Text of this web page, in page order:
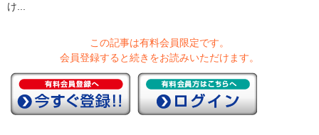
け...
この記事は有料会員限定です。
会員登録すると続きをお読みいただけます。